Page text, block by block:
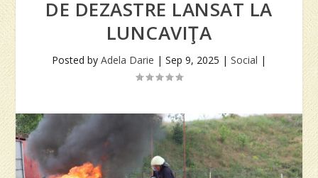
DE DEZASTRE LANSAT LA
LUNCAVIŢA
Posted by Adela Darie | Sep 9, 2025 | Social |